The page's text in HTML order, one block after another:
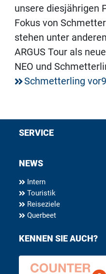
unsere diesjährigen
Fokus von
stehen unter
ARGUS Tour als
NEO und
Schmetterling vor9
SERVICE
NEWS
Intern
Touristik
Reiseziele
Querbeet
KENNEN SIE AUCH?